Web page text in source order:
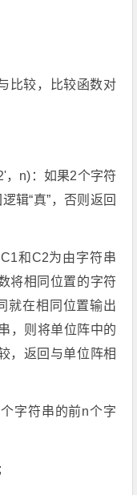
比较，比较函数对
，n)：如果2个字符
辑“真”，否则返回
C1和C2为由字符串
将相同位置的字符
就在相同位置输出
，则将单位阵中的
，返回与单位阵相
字符串的前n个字